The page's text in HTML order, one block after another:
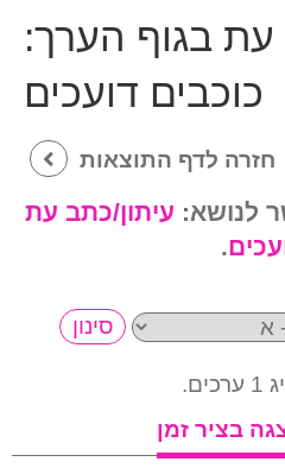
עת בגוף הערך:
כוכבים דועכים
חזרה לדף התוצאות
עיתון/כתב עת
.
בציר זמן